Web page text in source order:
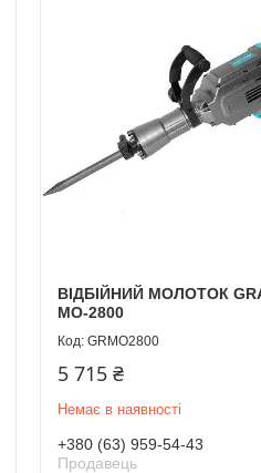
ВІДБІЙНИЙ МОЛОТОК
МО-2800
GRMO2800
5 715 ₴
Немає в наявності
+380 (63) 959-54-43
Продавець